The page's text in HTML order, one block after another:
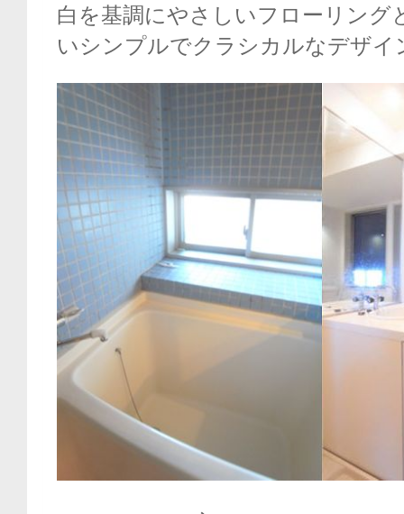
白を基調にやさしいフローリング
いシンプルでクラシカルなデザイ